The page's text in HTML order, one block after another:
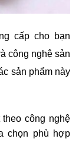
cấp cho bạn
công nghệ sản
sản phẩm này
công nghệ
chọn phù hợp